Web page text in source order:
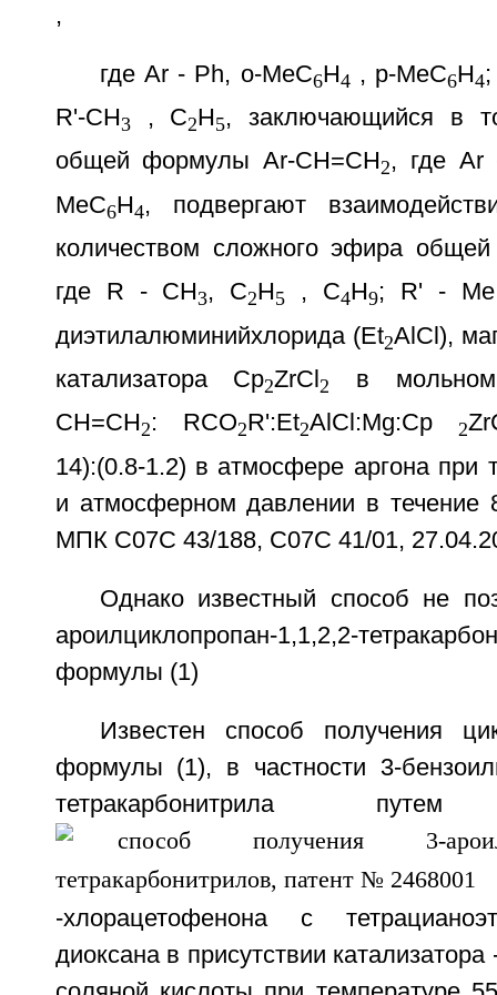
,
где Ar - Ph, о-МеС6Н4 , р-МеС6Н4
R'-СН3 , С2Н5, заключающийся в
общей формулы Ar-СН=СН 2, где Ar
MeC6H4, подвергают
количеством сложного эфира
где R - СН3, C2H5 , С4Н9; R' -
диэтилалюминийхлорида (Et2AlCl),
катализатора Cp2ZrCl 2
в мольном
CH=СН2: RCO2R':Et2AlCl:Mg:Cp 2
14):(0.8-1.2) в атмосфере аргона при
и атмосферном давлении в течение
МПК C07C 43/188, C07C 41/01,
Однако известный способ не
ароилциклопропан-1,1,2,2-
формулы (1)
Известен способ получения
формулы (1), в частности 3-
тетракарбонитрила путем
-хлорацетофенона с
диоксана в присутствии